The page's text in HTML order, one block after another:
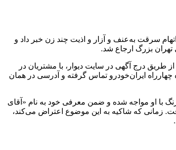
سرقت‌ به‌عنف و آزار و اذیت چند زن خبر داد و
که شغلش نظافت منزل است و از طریق درج آگهی در سایت دیوار، با مشتریان در
در محدوده چهارراه ایران‌خودرو تماس گرفته و آدرسی در همان
یک دستگاه موتورسیکلت سبزرنگ با او مواجه شده و ضمن معرفی خود به نام «آقای
زمانی که شاکیه به این موضوع اعتراض می‌کند،